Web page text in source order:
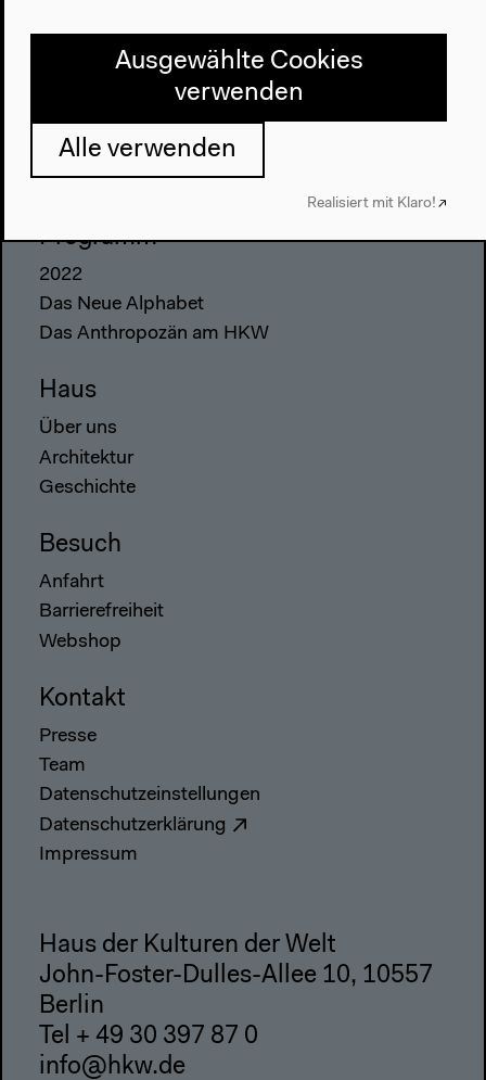
Programm
2022
Das Neue Alphabet
Das Anthropozän am HKW
Haus
Über uns
Architektur
Geschichte
Besuch
Anfahrt
Barrierefreiheit
Webshop
Kontakt
Presse
Team
Datenschutzeinstellungen
Datenschutzerklärung
Impressum
Haus der Kulturen der Welt
John-Foster-Dulles-Allee 10, 10557
Berlin
Tel + 49 30 397 87 0
info@hkw.de
Ausgewählte Cookies
verwenden
Alle verwenden
Realisiert mit Klaro!